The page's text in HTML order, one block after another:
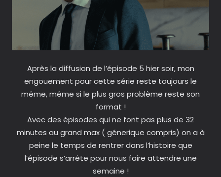
Après la diffusion de l’épisode 5 hier soir, mon
engouement pour cette série reste toujours le
même, même si le plus gros problème reste son
format !
Avec des épisodes qui ne font pas plus de 32
minutes au grand max ( génerique compris) on a à
peine le temps de rentrer dans l’histoire que
l’épisode s’arrête pour nous faire attendre une
semaine !